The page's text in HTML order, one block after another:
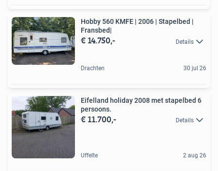
Hobby 560 KMFE | 2006 | Stapelbed |
Fransbed|
€ 14.750,- Details
Drachten 30 jul 26
Eifelland holiday 2008 met stapelbed 6
persoons.
€ 11.700,- Details
Uffelte 2 aug 26